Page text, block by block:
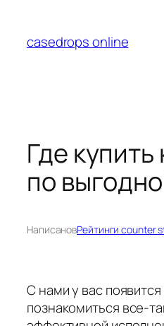
содержимому
casedrops online
Где
по
НаписановРейтинги counter
С нами у вас
познакомиться все-